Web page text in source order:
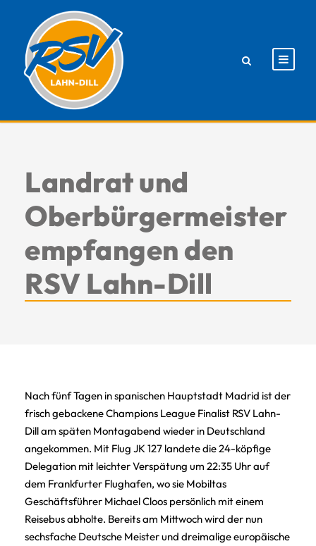
Landrat und
Oberbürgermeister
empfangen den
RSV Lahn-Dill
Nach fünf Tagen in spanischen Hauptstadt Madrid ist der
frisch gebackene Champions League Finalist RSV Lahn-
Dill am späten Montagabend wieder in Deutschland
angekommen. Mit Flug JK 127 landete die 24-köpfige
Delegation mit leichter Verspätung um 22:35 Uhr auf
dem Frankfurter Flughafen, wo sie Mobiltas
Geschäftsführer Michael Cloos persönlich mit einem
Reisebus abholte. Bereits am Mittwoch wird der nun
sechsfache Deutsche Meister und dreimalige europäische